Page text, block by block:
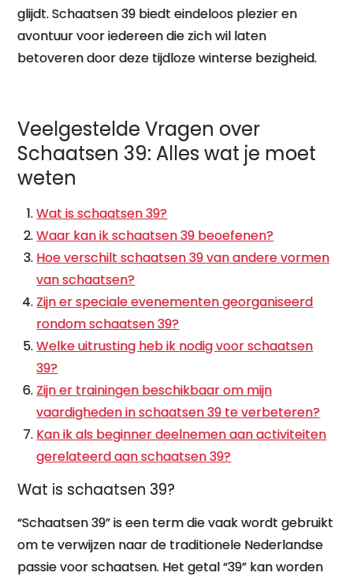
glijdt. Schaatsen 39 biedt eindeloos plezier en
avontuur voor iedereen die zich wil laten
betoveren door deze tijdloze winterse bezigheid.
Veelgestelde Vragen over
Schaatsen 39: Alles wat je moet
weten
Wat is schaatsen 39?
Waar kan ik schaatsen 39 beoefenen?
Hoe verschilt schaatsen 39 van andere vormen
van schaatsen?
Zijn er speciale evenementen georganiseerd
rondom schaatsen 39?
Welke uitrusting heb ik nodig voor schaatsen
39?
Zijn er trainingen beschikbaar om mijn
vaardigheden in schaatsen 39 te verbeteren?
Kan ik als beginner deelnemen aan activiteiten
gerelateerd aan schaatsen 39?
Wat is schaatsen 39?
“Schaatsen 39” is een term die vaak wordt gebruikt
om te verwijzen naar de traditionele Nederlandse
passie voor schaatsen. Het getal “39” kan worden